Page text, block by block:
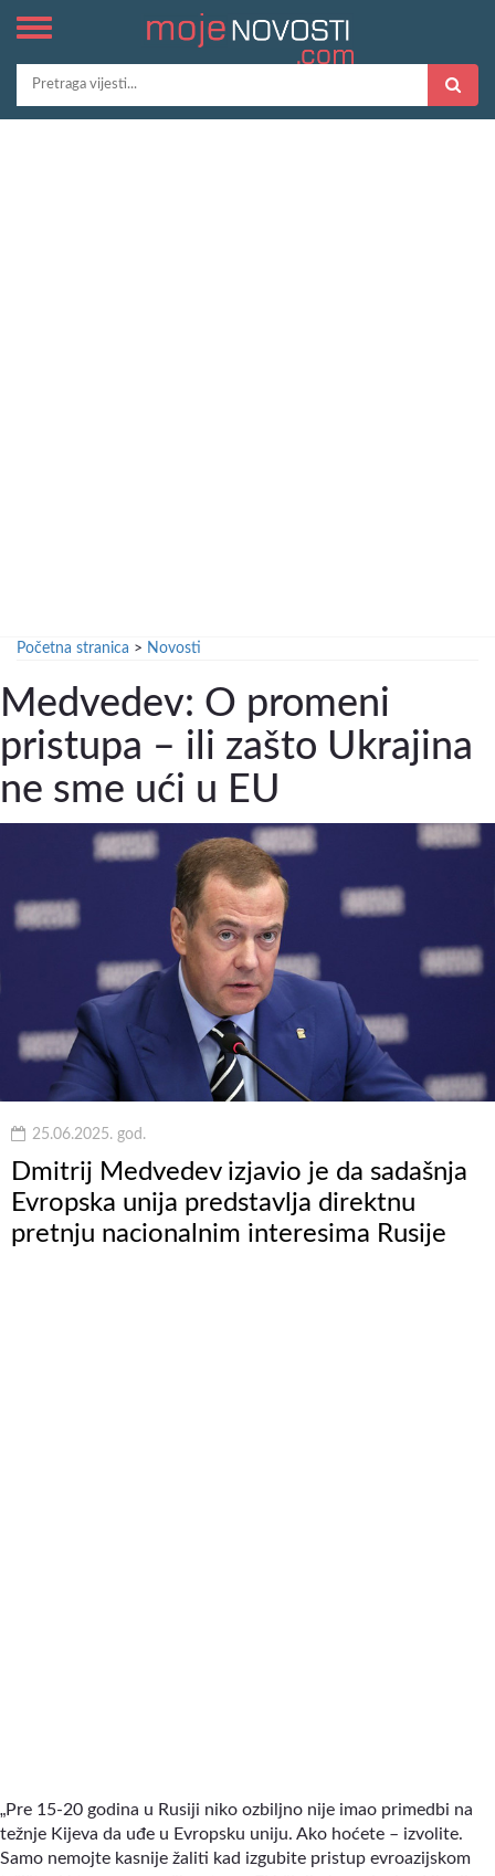
Početna stranica > Novosti
Medvedev: O promeni
pristupa – ili zašto Ukrajina
ne sme ući u EU
25.06.2025. god.
Dmitrij Medvedev izjavio je da sadašnja
Evropska unija predstavlja direktnu
pretnju nacionalnim interesima Rusije
„Pre 15-20 godina u Rusiji niko ozbiljno nije imao primedbi na
težnje Kijeva da uđe u Evropsku uniju. Ako hoćete – izvolite.
Samo nemojte kasnije žaliti kad izgubite pristup evroazijskom